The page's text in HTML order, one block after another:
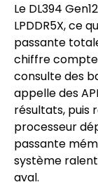
Le DL394
LPDDR5X, ce
passante
chiffre compte
consulte des
appelle des
résultats, puis
processeur
passante
système
aval.